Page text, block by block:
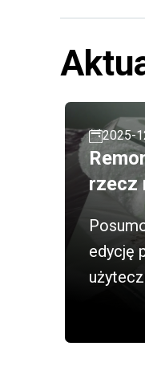
2025-
rzecz
edycję